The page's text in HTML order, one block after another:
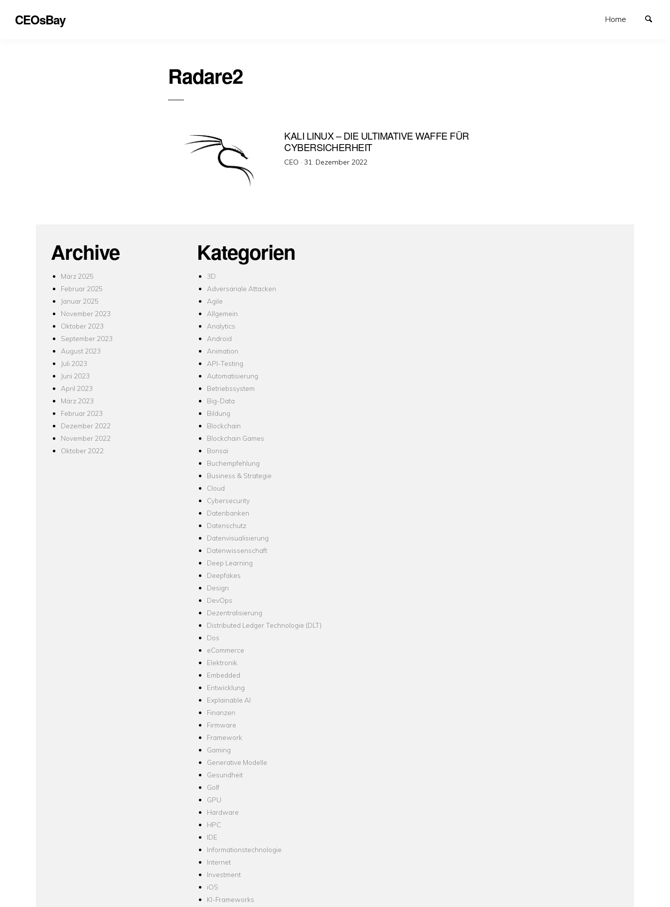
CEOsBay Home
Radare2
KALI LINUX – DIE ULTIMATIVE WAFFE FÜR
CYBERSICHERHEIT
CEO ·Veröffentlicht
31. Dezember 2022
Archive
März 2025
Februar 2025
Januar 2025
November 2023
Oktober 2023
September 2023
August 2023
Juli 2023
Juni 2023
April 2023
März 2023
Februar 2023
Dezember 2022
November 2022
Oktober 2022
Kategorien
3D
Adversariale Attacken
Agile
Allgemein
Analytics
Android
Animation
API-Testing
Automatisierung
Betriebssystem
Big-Data
Bildung
Blockchain
Blockchain Games
Bonsai
Buchempfehlung
Business & Strategie
Cloud
Cybersecurity
Datenbanken
Datenschutz
Datenvisualisierung
Datenwissenschaft
Deep Learning
Deepfakes
Design
DevOps
Dezentralisierung
Distributed Ledger Technologie (DLT)
Dos
eCommerce
Elektronik
Embedded
Entwicklung
Explainable AI
Finanzen
Firmware
Framework
Gaming
Generative Modelle
Gesundheit
Golf
GPU
Hardware
HPC
IDE
Informationstechnologie
Internet
Investment
iOS
KI-Frameworks